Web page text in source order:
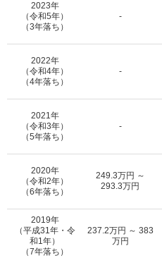
2023年
（令和5年）
（3年落ち）
-
2022年
（令和4年）
（4年落ち）
-
2021年
（令和3年）
（5年落ち）
-
2020年
（令和2年）
（6年落ち）
249.3万円 ～
293.3万円
2019年
（平成31年・令
和1年）
（7年落ち）
237.2万円 ～ 383
万円